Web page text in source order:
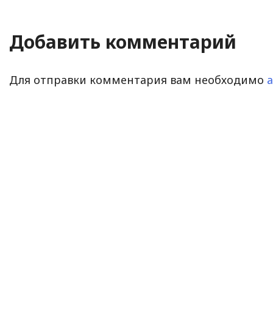
Добавить комментарий
Для отправки комментария вам необходимо